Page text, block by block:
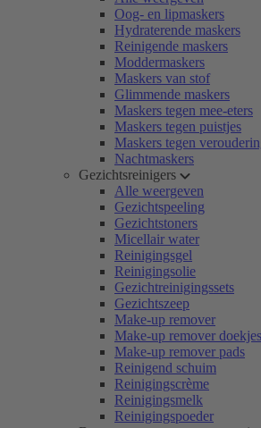
Oog- en lipmaskers
Hydraterende maskers
Reinigende maskers
Moddermaskers
Maskers van stof
Glimmende maskers
Maskers tegen mee-eters
Maskers tegen puistjes
Maskers tegen
Nachtmaskers
Gezichtsreinigers
Alle weergeven
Gezichtspeeling
Gezichtstoners
Micellair water
Reinigingsgel
Reinigingsolie
Gezichtreinigingssets
Gezichtszeep
Make-up remover
Make-up remover doekjes
Make-up remover pads
Reinigend schuim
Reinigingscrème
Reinigingsmelk
Reinigingspoeder